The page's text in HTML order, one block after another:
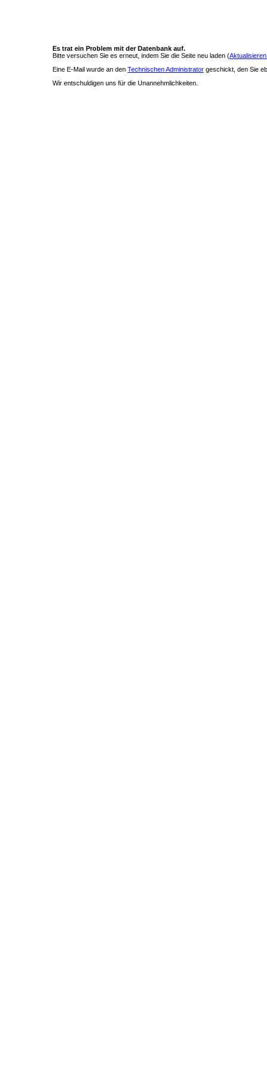
Es trat ein Problem mit der Datenbank auf.
Bitte versuchen Sie es erneut, indem Sie die Seite neu laden (
Eine E-Mail wurde an den Technischen Administrator geschickt, den Sie
Wir entschuldigen uns für die Unannehmlichkeiten.